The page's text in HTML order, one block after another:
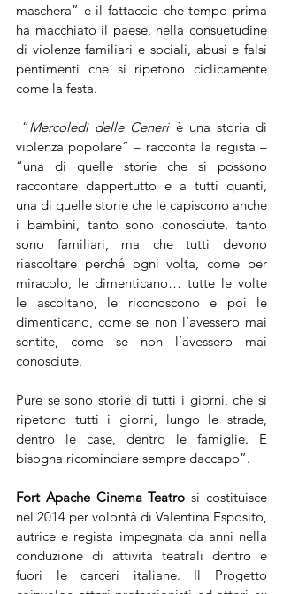
maschera” e il fattaccio che tempo prima
ha macchiato il paese, nella consuetudine
di violenze familiari e sociali, abusi e falsi
pentimenti che si ripetono ciclicamente
come la festa.
“Mercoledì delle Ceneri è una storia di
violenza popolare” – racconta la regista –
“una di quelle storie che si possono
raccontare dappertutto e a tutti quanti,
una di quelle storie che le capiscono anche
i bambini, tanto sono conosciute, tanto
sono familiari, ma che tutti devono
riascoltare perché ogni volta, come per
miracolo, le dimenticano… tutte le volte
le ascoltano, le riconoscono e poi le
dimenticano, come se non l’avessero mai
sentite, come se non l’avessero mai
conosciute.
Pure se sono storie di tutti i giorni, che si
ripetono tutti i giorni, lungo le strade,
dentro le case, dentro le famiglie. E
bisogna ricominciare sempre daccapo”.
Fort Apache Cinema Teatro si costituisce
nel 2014 per volontà di Valentina Esposito,
autrice e regista impegnata da anni nella
conduzione di attività teatrali dentro e
fuori le carceri italiane.
Il Progetto